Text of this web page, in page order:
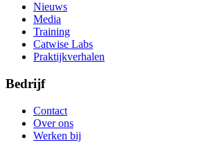
Nieuws
Media
Training
Catwise Labs
Praktijkverhalen
Bedrijf
Contact
Over ons
Werken bij